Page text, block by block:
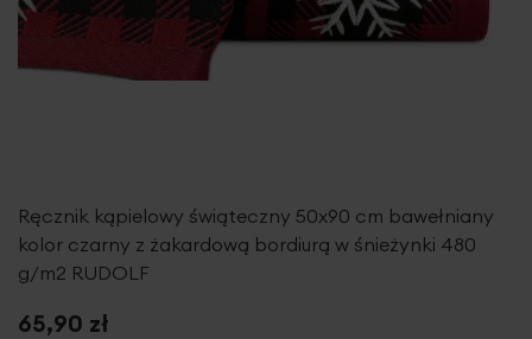
Ręcznik kąpielowy świąteczny 50x90 cm bawełniany
kolor czarny z żakardową bordiurą w śnieżynki 480
g/m2 RUDOLF
65,90 zł